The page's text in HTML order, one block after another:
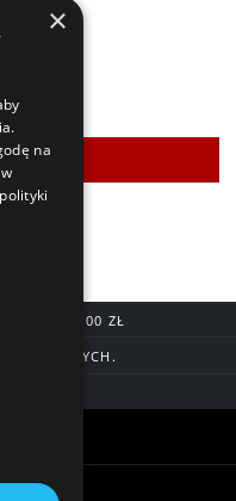
OD 200,00 ZŁ
ROBOCZYCH.
×
na